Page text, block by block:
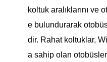
koltuk aralıklarını ve
e bulundurarak
dir. Rahat koltuklar,
a sahip olan